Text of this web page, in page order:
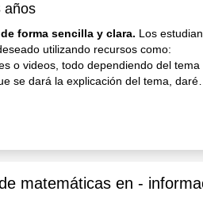
años
forma sencilla y clara. Los
utilizando recursos como:
o videos, todo dependiendo del tema
se dará la explicación del tema, daré
que el tema quede claro. Si
matemáticas en -